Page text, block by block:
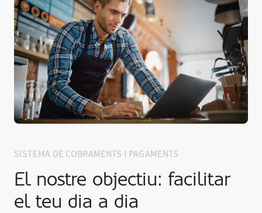
SISTEMA DE COBRAMENTS I PAGAMENTS
El nostre objectiu: facilitar
el teu dia a dia